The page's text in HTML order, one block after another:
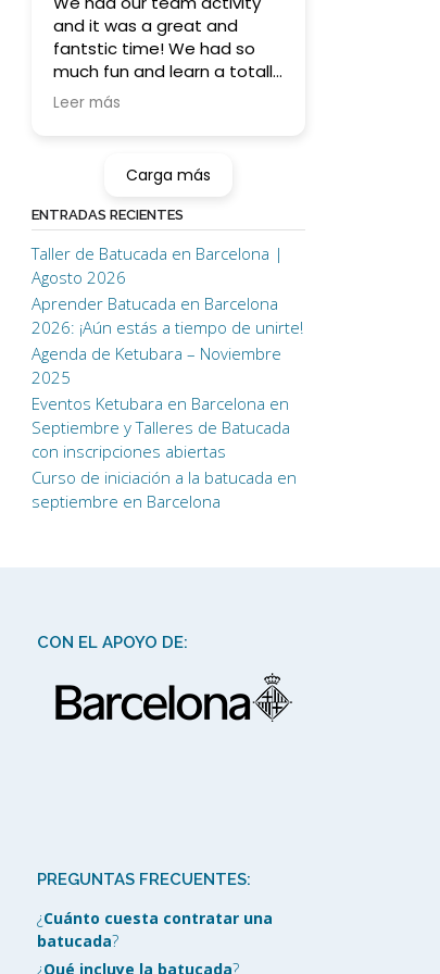
and it was a great and
fantstic time! We had so
much fun and learn a totally
something new (for some
to learn batucada on your
own!
Thank you!! <3
Leer más
Carga más
ENTRADAS RECIENTES
Taller de Batucada en Barcelona |
Agosto 2026
Aprender Batucada en Barcelona
2026: ¡Aún estás a tiempo de unirte!
Agenda de Ketubara – Noviembre
2025
Eventos Ketubara en Barcelona en
Septiembre y Talleres de Batucada
con inscripciones abiertas
Curso de iniciación a la batucada en
septiembre en Barcelona
CON EL APOYO DE:
PREGUNTAS FRECUENTES:
¿Cuánto cuesta contratar una
batucada?
¿Qué incluye la batucada?